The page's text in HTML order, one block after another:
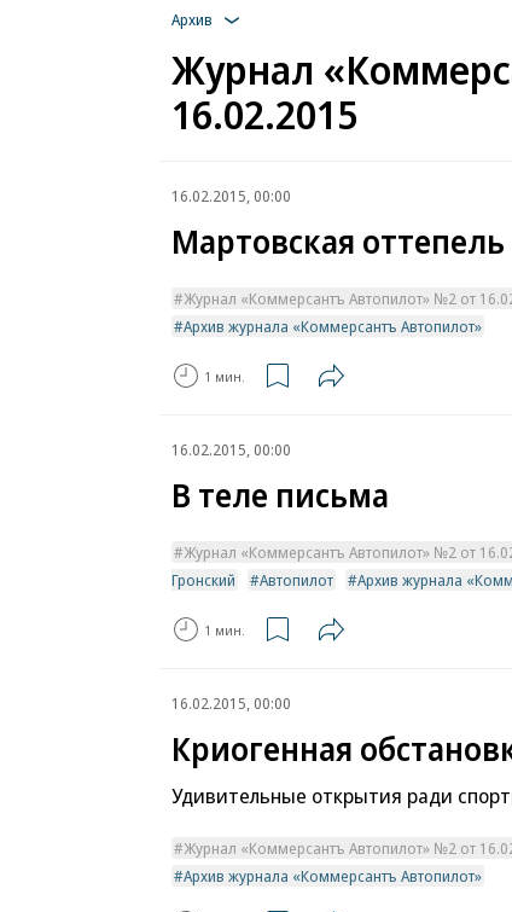
Архив
Журнал
16.02.2015
16.02.2015, 00:00
Мартовская оттепель
Журнал «Коммерсантъ Автопилот» №2 от
Архив журнала «Коммерсантъ Автопилот»
1 мин.
16.02.2015, 00:00
В теле письма
Журнал «Коммерсантъ Автопилот» №2 от
Гронский
Автопилот Архив журнала
1 мин.
16.02.2015, 00:00
Криогенная
Удивительные открытия ради
Журнал «Коммерсантъ Автопилот» №2 от
Архив журнала «Коммерсантъ Автопилот»